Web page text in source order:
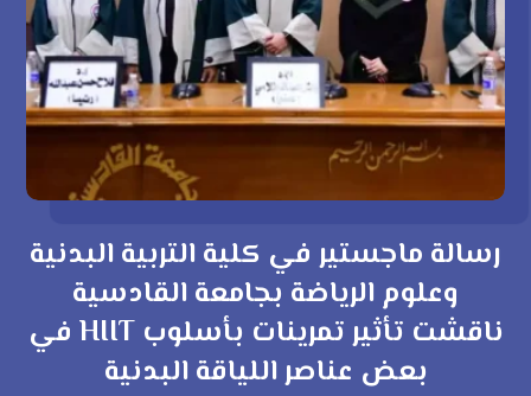
رسالة ماجستير في كلية التربية البدنية
وعلوم الرياضة بجامعة القادسية
ناقشت تأثير تمرينات بأسلوب HIIT في
بعض عناصر اللياقة البدنية